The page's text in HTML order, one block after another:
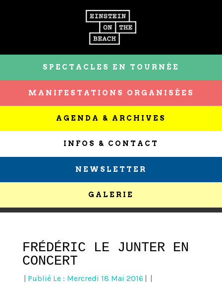
SPECTACLES EN TOURNÉE
MANIFESTATIONS ORGANISÉES
AGENDA & ARCHIVES
INFOS & CONTACT
NEWSLETTER
GALERIE
FRÉDÉRIC LE JUNTER EN
CONCERT
Publié Le : Mercredi 18 Mai 2016